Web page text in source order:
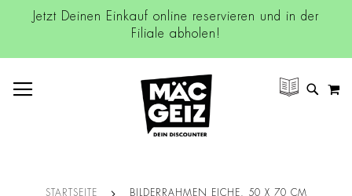
Jetzt Deinen Einkauf online reservieren und in der
Filiale abholen!
SUCHE
STARTSEITE BILDERRAHMEN EICHE, 50 X 70 CM